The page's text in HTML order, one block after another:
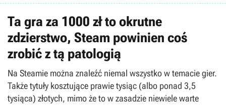
Ta gra za 1000 zł to okrutne
zdzierstwo, Steam powinien coś
zrobić z tą patologią
Na Steamie można znaleźć niemal wszystko w temacie gier.
Także tytuły kosztujące prawie tysiąc (albo ponad 3,5
tysiąca) złotych, mimo że to w zasadzie niewiele warte